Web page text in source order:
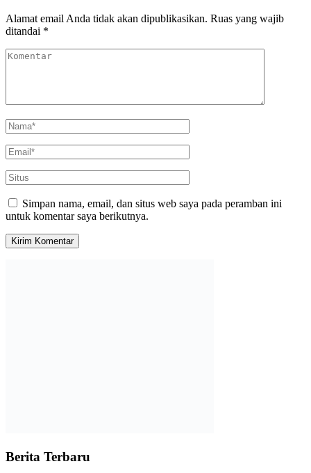
Alamat email Anda tidak akan dipublikasikan. Ruas yang wajib
ditandai *
Simpan nama, email, dan situs web saya pada peramban ini
untuk komentar saya berikutnya.
Berita Terbaru